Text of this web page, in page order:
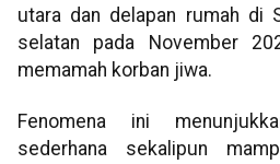
utara dan delapan rumah di
selatan pada November
memamah korban jiwa.
Fenomena ini
sederhana sekalipun